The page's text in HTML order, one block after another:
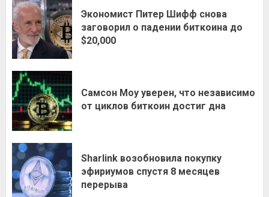
Экономист Питер Шифф снова
заговорил о падении биткоина до
$20,000
Самсон Моу уверен, что независимо
от циклов биткоин достиг дна
Sharlink возобновила покупку
эфириумов спустя 8 месяцев
перерыва